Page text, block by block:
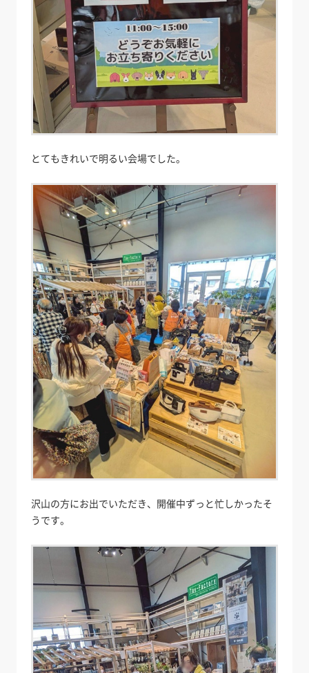
とてもきれいで明るい会場でした。
沢山の方にお出でいただき、開催中ずっと忙しかったそ
うです。